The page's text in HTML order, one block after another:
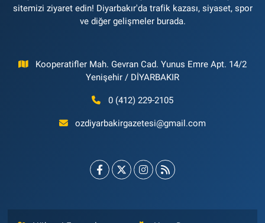
sitemizi ziyaret edin! Diyarbakır'da trafik kazası, siyaset, spor
ve diğer gelişmeler burada.
Kooperatifler Mah. Gevran Cad. Yunus Emre Apt. 14/2
Yenişehir / DİYARBAKIR
0 (412) 229-2105
ozdiyarbakirgazetesi@gmail.com